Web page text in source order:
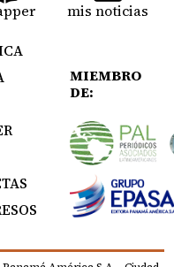
mis noticias
MIEMBRO
DE: